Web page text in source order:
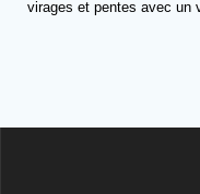
virages et pentes avec un